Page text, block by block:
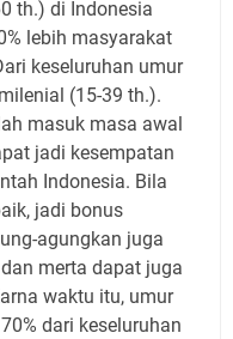
th.) di Indonesia
lebih masyarakat
keseluruhan umur
(15-39 th.).
masuk masa awal
jadi kesempatan
Indonesia. Bila
jadi bonus
agungkan juga
merta dapat juga
waktu itu, umur
dari keseluruhan